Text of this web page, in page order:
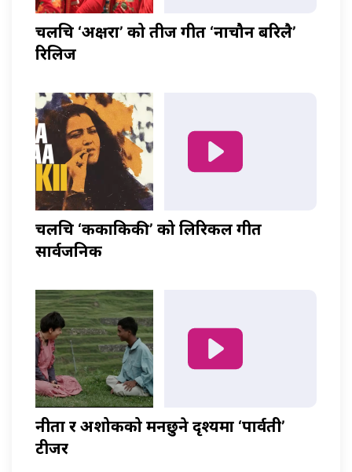
चलचित्र ‘अक्षरा’ को तीज गीत ‘नाचौन बरिलै’
रिलिज
चलचित्र ‘ककाकिकी’ को लिरिकल गीत
सार्वजनिक
नीता र अशोकको मनछुने दृश्यमा ‘पार्वती’
टीजर